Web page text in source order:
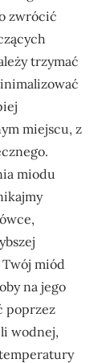
zwrócić
trzymać
miejscu, z
miodu
miód
na jego
poprzez
wodnej,